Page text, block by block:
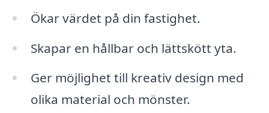
Ökar värdet på din fastighet.
Skapar en hållbar och lättskött yta.
Ger möjlighet till kreativ design med
olika material och mönster.